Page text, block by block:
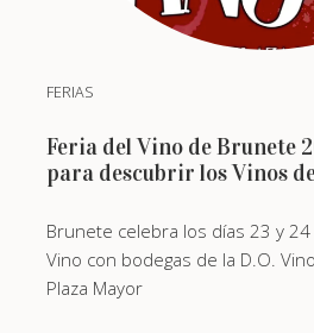
FERIAS
Feria del Vino de Brunete
para descubrir los Vinos
Brunete celebra los días 23 y
Vino con bodegas de la D.O.
Plaza Mayor